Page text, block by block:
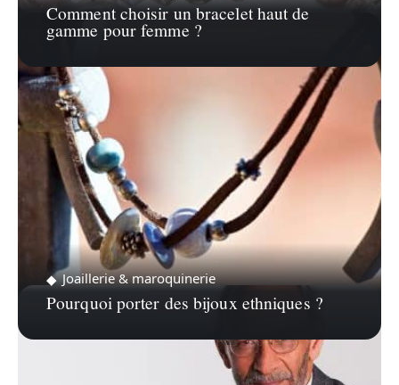
Comment choisir un bracelet haut de
gamme pour femme ?
Joaillerie & maroquinerie
Pourquoi porter des bijoux ethniques ?